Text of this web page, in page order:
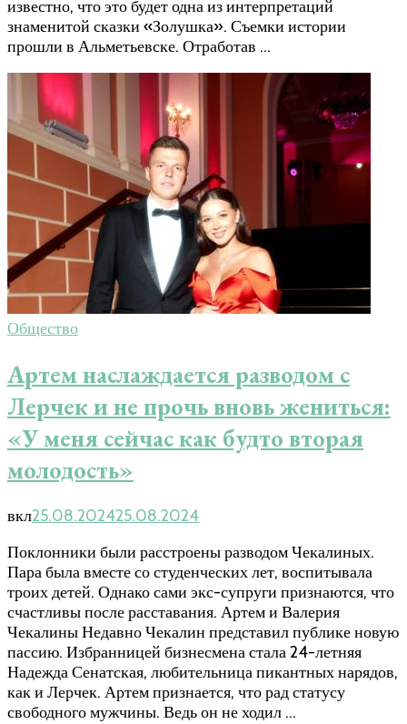
известно, что это будет одна из интерпретаций
знаменитой сказки «Золушка». Съемки истории
прошли в Альметьевске. Отработав …
Общество
Артем наслаждается разводом с
Лерчек и не прочь вновь жениться:
«У меня сейчас как будто вторая
молодость»
вкл25.08.202425.08.2024
Поклонники были расстроены разводом Чекалиных.
Пара была вместе со студенческих лет, воспитывала
троих детей. Однако сами экс-супруги признаются, что
счастливы после расставания. Артем и Валерия
Чекалины Недавно Чекалин представил публике новую
пассию. Избранницей бизнесмена стала 24-летняя
Надежда Сенатская, любительница пикантных нарядов,
как и Лерчек. Артем признается, что рад статусу
свободного мужчины. Ведь он не ходил …